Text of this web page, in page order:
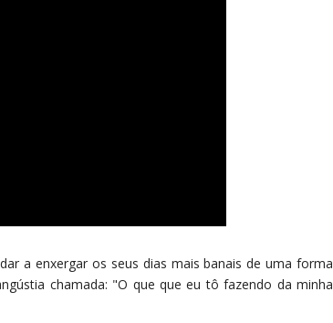
a enxergar os seus dias mais banais de uma forma
chamada: "O que que eu tô fazendo da minha